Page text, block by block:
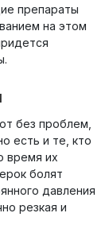
препараты
на этом
без проблем,
есть и те, кто
время их
болят
давления
резкая и